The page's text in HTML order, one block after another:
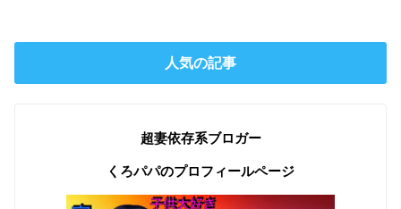
人気の記事
超妻依存系ブロガー
くろパパのプロフィールページ